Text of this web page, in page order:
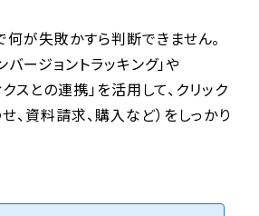
が失敗かすら判断できません。
ージョントラッキング」や
スとの連携」を活用して、クリック
、資料請求、購入など）をしっかり